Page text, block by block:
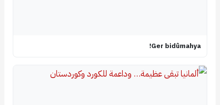
Ger bidûmahya!